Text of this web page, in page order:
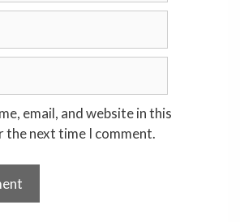
email, and website in this
the next time I comment.